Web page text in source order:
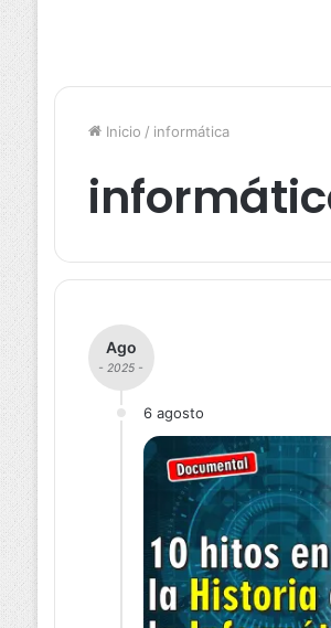
Inicio / informática
Ago
- 2025 -
6 agosto